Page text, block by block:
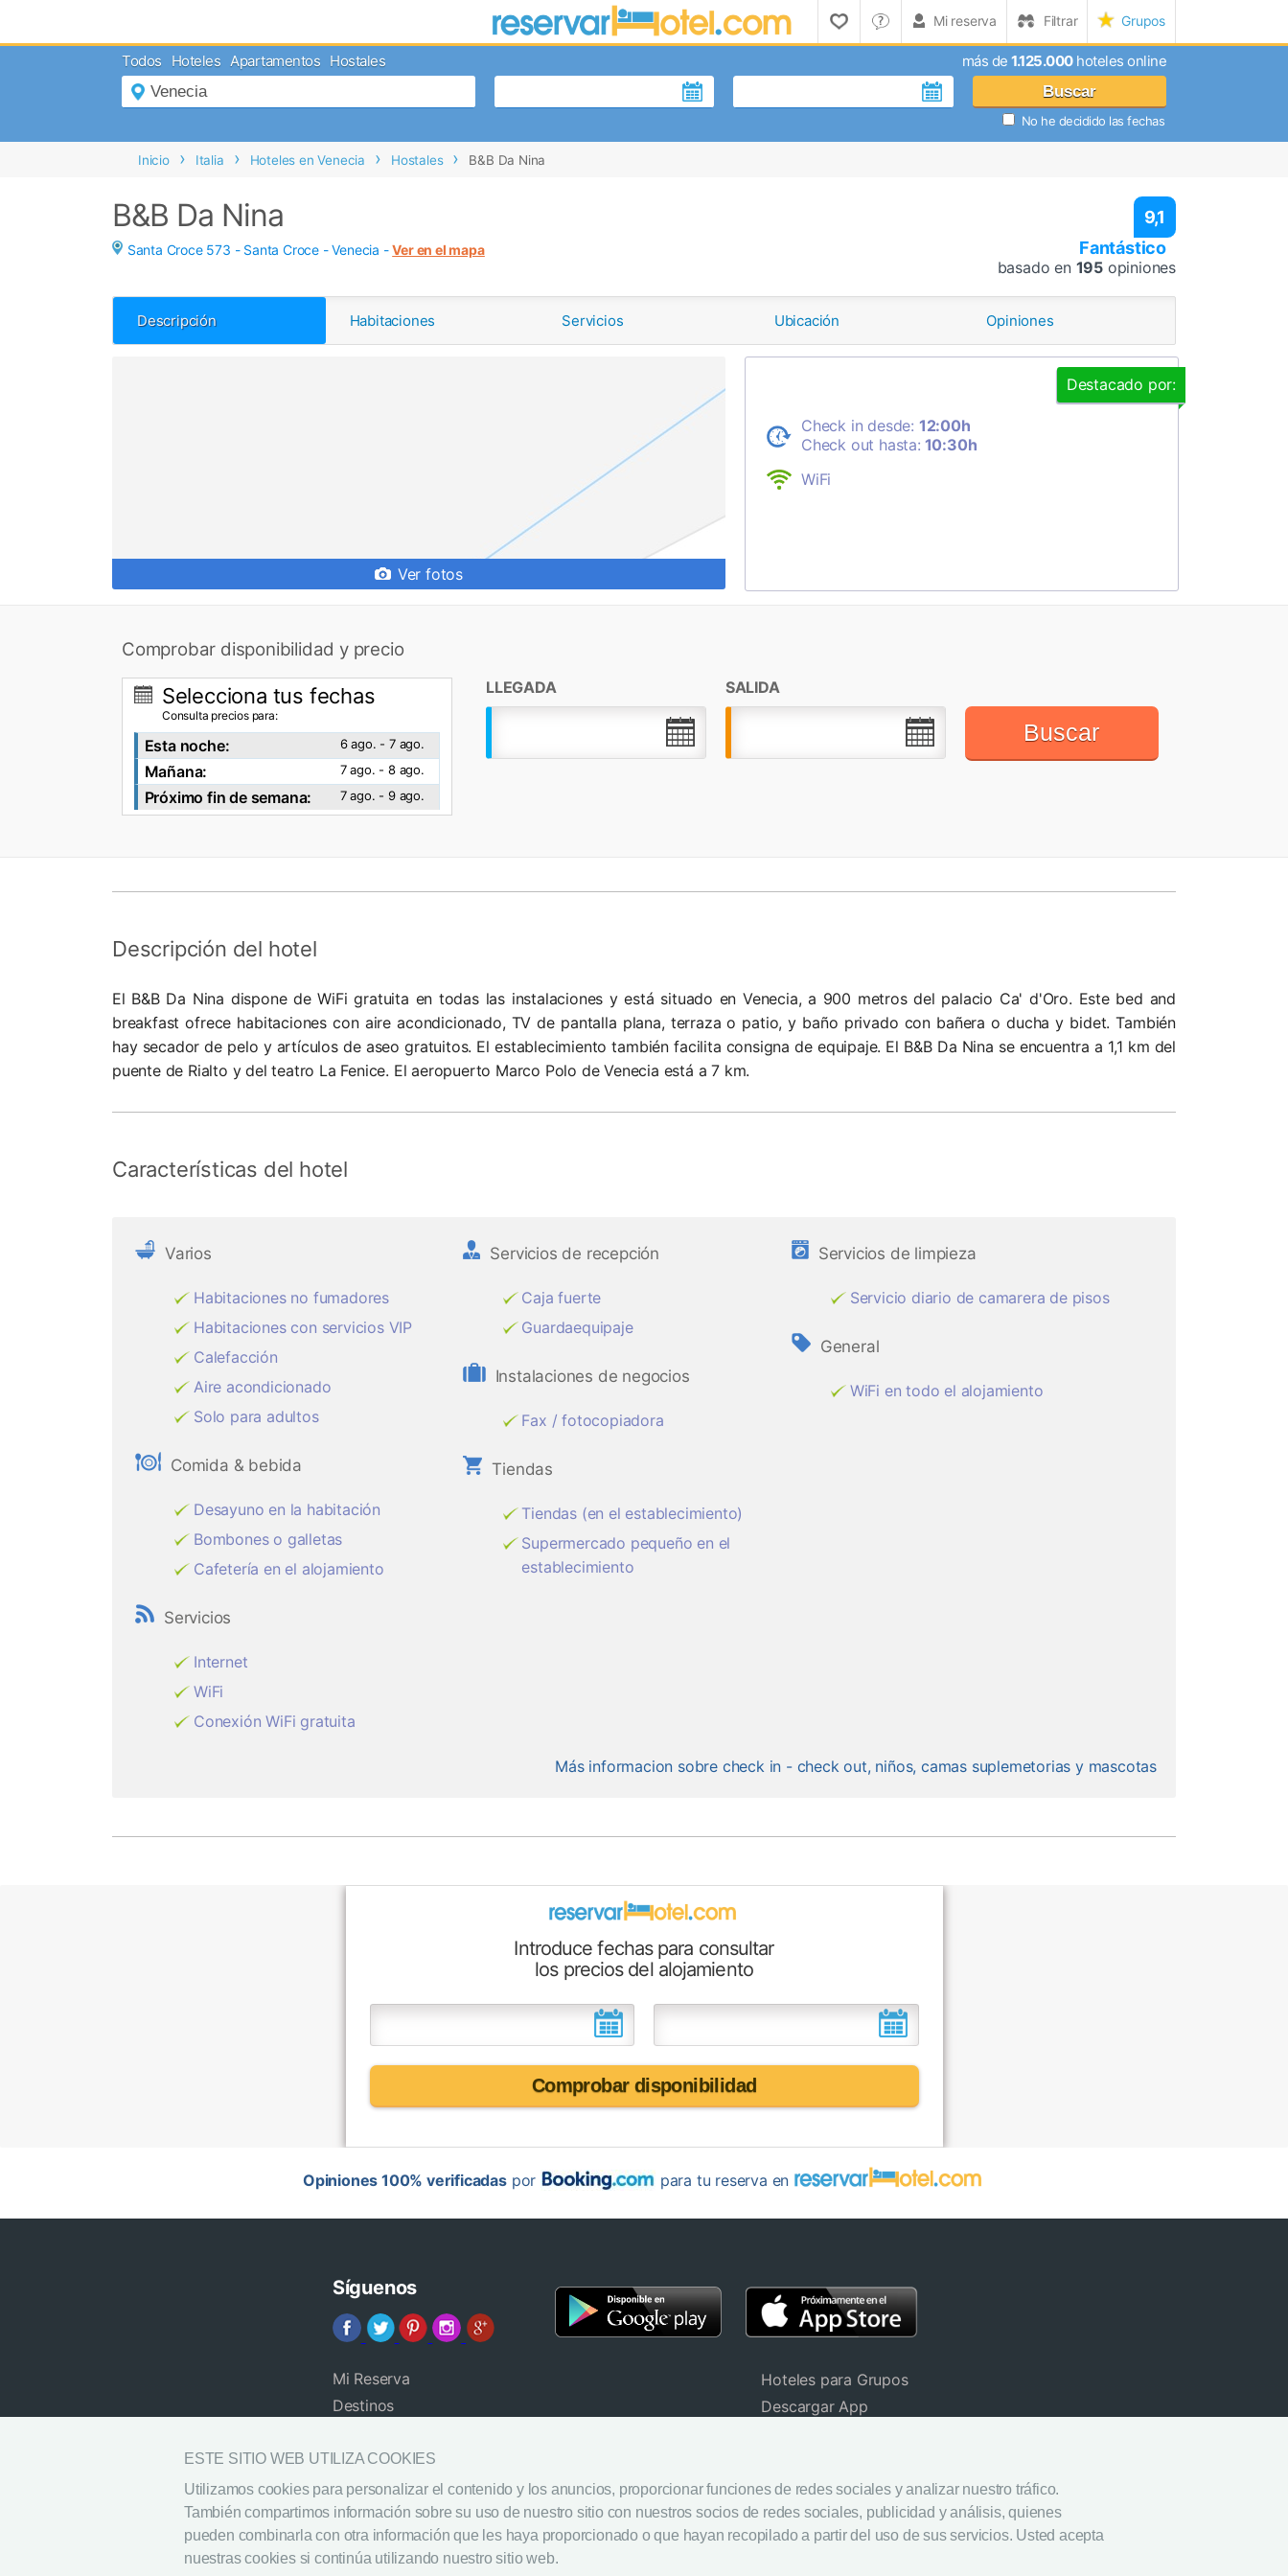
Grupos
Filtrar
Mi reserva
Grupos
Todos Hoteles Apartamentos Hostales más de 1.125.000hoteles online
Buscar
No he decidido las fechas
Inicio Italia Hoteles en Venecia Hostales B&B Da Nina
B&B Da Nina
9,1
Fantástico
basado en 195 opiniones
Santa Croce 573 - Santa Croce -Venecia -Ver en el mapa
Descripción Habitaciones Servicios Ubicación Opiniones
Ver fotos
Destacado por:
Check in desde: 12:00h
Check out hasta: 10:30h
WiFi
Comprobar disponibilidad y precio
Selecciona tus fechas
Consulta precios para:
Esta noche: 6 ago. - 7 ago.
Mañana: 7 ago. - 8 ago.
Próximo fin de semana: 7 ago. - 9 ago.
LLEGADA SALIDA
Buscar
Descripción del hotel
El B&B Da Nina dispone de WiFi gratuita en todas las instalaciones y está situado en Venecia, a 900 metros del palacio Ca' d'Oro. Este bed and
breakfast ofrece habitaciones con aire acondicionado, TV de pantalla plana, terraza o patio, y baño privado con bañera o ducha y bidet. También
hay secador de pelo y artículos de aseo gratuitos. El establecimiento también facilita consigna de equipaje. El B&B Da Nina se encuentra a 1,1 km del
puente de Rialto y del teatro La Fenice. El aeropuerto Marco Polo de Venecia está a 7 km.
Características del hotel
Varios
Habitaciones no fumadores
Habitaciones con servicios VIP
Calefacción
Aire acondicionado
Solo para adultos
Comida & bebida
Desayuno en la habitación
Bombones o galletas
Cafetería en el alojamiento
Servicios
Internet
WiFi
Conexión WiFi gratuita
Servicios de recepción
Caja fuerte
Guardaequipaje
Instalaciones de negocios
Fax / fotocopiadora
Tiendas
Tiendas (en el establecimiento)
Supermercado pequeño en el
establecimiento
Servicios de limpieza
Servicio diario de camarera de pisos
General
WiFi en todo el alojamiento
Más informacion sobre check in - check out, niños, camas suplemetorias y mascotas
Introduce fechas para consultar
los precios del alojamiento
Comprobar disponibilidad
Opiniones 100% verificadaspor para tu reserva en
Síguenos
Mi Reserva
Destinos
Preguntas frecuentes (FAQ)
Ayuda
Hoteles para Grupos
Descargar App
Política de Privacidad
Política de Cookies
ESTE SITIO WEB UTILIZA COOKIES
Utilizamos cookies para personalizar el contenido y los anuncios, proporcionar funciones de redes sociales y analizar nuestro tráfico.
También compartimos información sobre su uso de nuestro sitio con nuestros socios de redes sociales, publicidad y análisis, quienes
pueden combinarla con otra información que les haya proporcionado o que hayan recopilado a partir del uso de sus servicios. Usted acepta
nuestras cookies si continúa utilizando nuestro sitio web.